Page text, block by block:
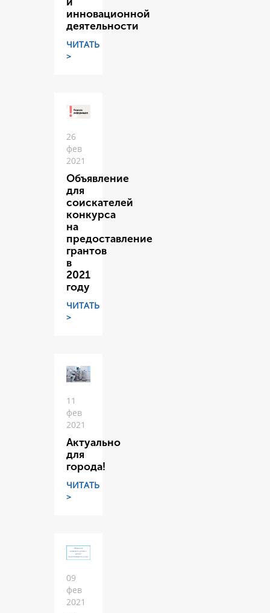
инновационной
деятельности
ЧИТАТЬ
>
26
фев
2021
Объявление
для
соискателей
конкурса
на
предоставление
грантов
в
2021
году
ЧИТАТЬ
>
11
фев
2021
Актуально
для
города!
ЧИТАТЬ
>
09
фев
2021